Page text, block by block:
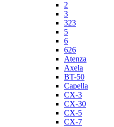
2
3
323
5
6
626
Atenza
Axela
BT-50
Capella
CX-3
CX-30
CX-5
CX-7